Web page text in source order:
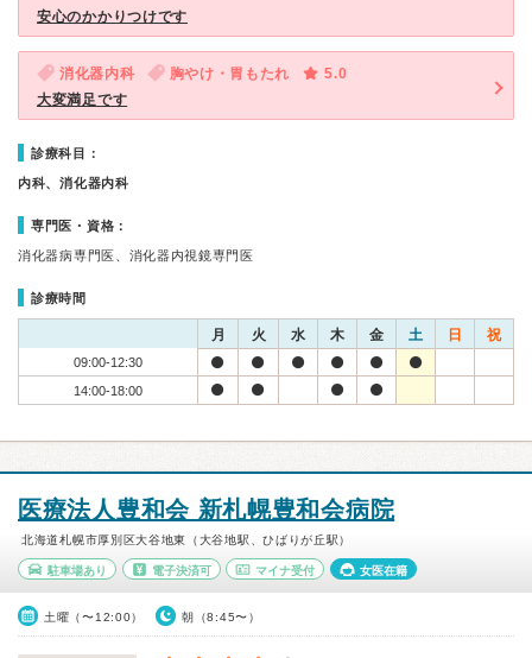
安心のかかりつけです
消化器内科 胸やけ・胃もたれ
5.0
大変満足です
診療科目：
内科、消化器内科
専門医・資格：
消化器病専門医、消化器内視鏡専門医
診療時間
月 火 水 木 金 土 日 祝
09:00-12:30
14:00-18:00
医療法人豊和会 新札幌豊和会病院
北海道札幌市厚別区大谷地東（大谷地駅、ひばりが丘駅）
駐車場あり 電子決済可 マイナ受付 女医在籍
土曜（〜12:00） 朝（8:45〜）